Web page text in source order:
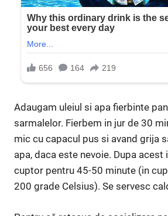
Adaugam uleiul si apa fierbinte
sarmalelor. Fierbem in jur de 30
mic cu capacul pus si avand grija
apa, daca este nevoie. Dupa acest
cuptor pentru 45-50 minute (in
200 grade Celsius). Se servesc